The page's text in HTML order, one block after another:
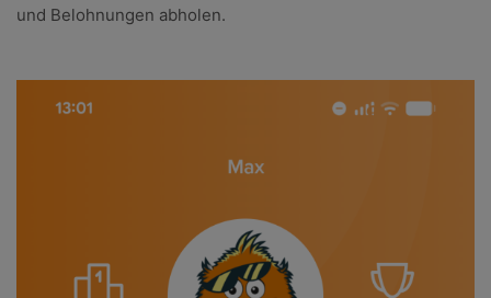
und Belohnungen abholen.